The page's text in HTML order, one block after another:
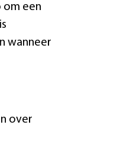
om een
wanneer
over